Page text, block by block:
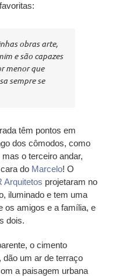
obras arte,
e são capazes
menor que
sempre se
têm pontos em
dos cômodos, como
o terceiro andar,
do Marcelo! O
Arquitetos projetaram no
iluminado e tem uma
os amigos e a família, e
dois.
o cimento
dão um ar de terraço
a paisagem urbana